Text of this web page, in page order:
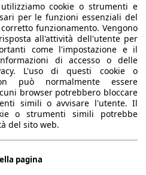
connessione (0033)
responsabilità per la correttezza
Torna su
cookie o strumenti e
per le funzioni essenziali del
funzionamento. Vengono
all'attività dell'utente per
come l'impostazione e il
di accesso o delle
L'uso di questi cookie o
può normalmente essere
browser potrebbero bloccare
simili o avvisare l'utente. Il
o strumenti simili potrebbe
del sito web.
pagina